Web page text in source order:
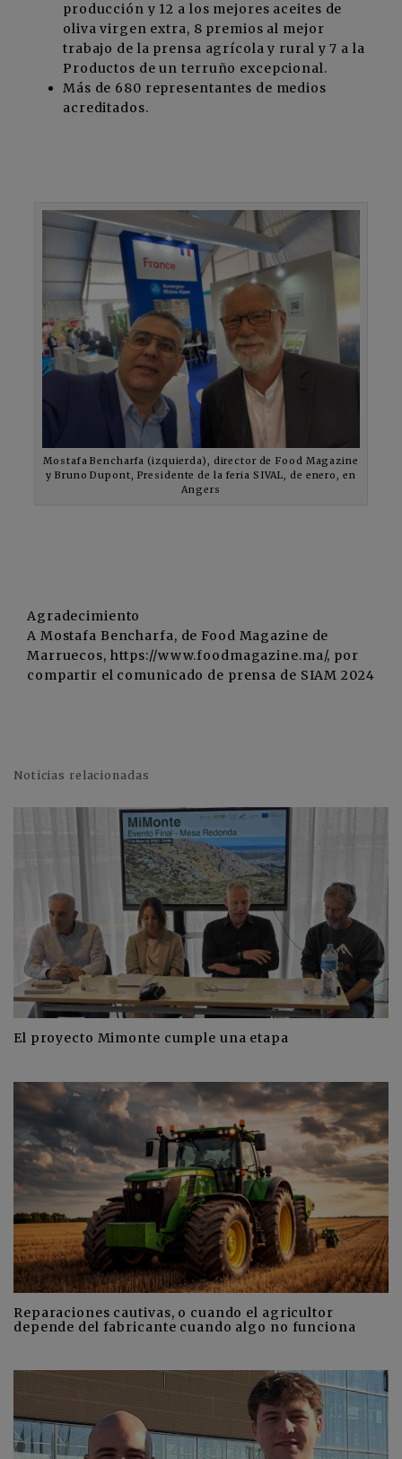
producción y 12 a los mejores aceites de
oliva virgen extra, 8 premios al mejor
trabajo de la prensa agrícola y rural y 7 a la
Productos de un terruño excepcional.
Más de 680 representantes de medios
acreditados.
Mostafa Bencharfa (izquierda), director de Food Magazine
y Bruno Dupont, Presidente de la feria SIVAL, de enero, en
Angers
Agradecimiento
A Mostafa Bencharfa, de Food Magazine de
Marruecos, https://www.foodmagazine.ma/, por
compartir el comunicado de prensa de SIAM 2024
Noticias relacionadas
El proyecto Mimonte cumple una etapa
Reparaciones cautivas, o cuando el agricultor
depende del fabricante cuando algo no funciona